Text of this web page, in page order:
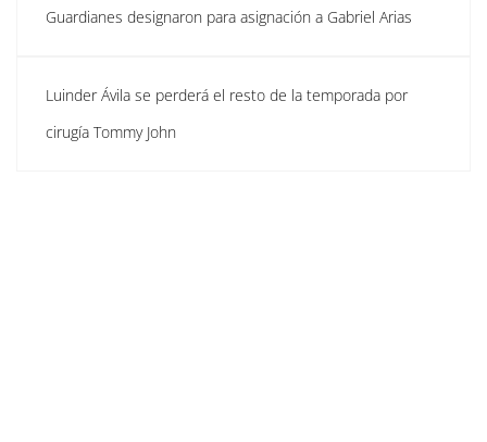
Guardianes designaron para asignación a Gabriel Arias
Luinder Ávila se perderá el resto de la temporada por
cirugía Tommy John